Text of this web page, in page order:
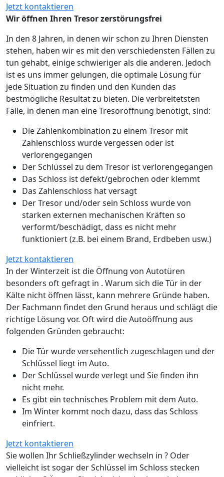
Jetzt kontaktieren
Wir öffnen Ihren Tresor zerstörungsfrei
In den 8 Jahren, in denen wir schon zu Ihren Diensten
stehen, haben wir es mit den verschiedensten Fällen zu
tun gehabt, einige schwieriger als die anderen. Jedoch
ist es uns immer gelungen, die optimale Lösung für
jede Situation zu finden und den Kunden das
bestmögliche Resultat zu bieten. Die verbreitetsten
Fälle, in denen man eine Tresoröffnung benötigt, sind:
Die Zahlenkombination zu einem Tresor mit
Zahlenschloss wurde vergessen oder ist
verlorengegangen
Der Schlüssel zu dem Tresor ist verlorengegangen
Das Schloss ist defekt/gebrochen oder klemmt
Das Zahlenschloss hat versagt
Der Tresor und/oder sein Schloss wurde von
starken externen mechanischen Kräften so
verformt/beschädigt, dass es nicht mehr
funktioniert (z.B. bei einem Brand, Erdbeben usw.)
Jetzt kontaktieren
In der Winterzeit ist die Öffnung von Autotüren
besonders oft gefragt in . Warum sich die Tür in der
Kälte nicht öffnen lässt, kann mehrere Gründe haben.
Der Fachmann findet den Grund heraus und schlägt die
richtige Lösung vor. Oft wird die Autoöffnung aus
folgenden Gründen gebraucht:
Die Tür wurde versehentlich zugeschlagen und der
Schlüssel liegt im Auto.
Der Schlüssel wurde verlegt und Sie finden ihn
nicht mehr.
Es gibt ein technisches Problem mit dem Auto.
Im Winter kommt noch dazu, dass das Schloss
einfriert.
Jetzt kontaktieren
Sie wollen Ihr Schließzylinder wechseln in ? Oder
vielleicht ist sogar der Schlüssel im Schloss stecken